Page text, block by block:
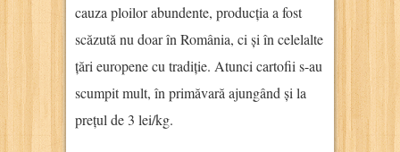
cauza ploilor abundente, producția a fost
scăzută nu doar în România, ci și în celelalte
țări europene cu tradiție. Atunci cartofii s-au
scumpit mult, în primăvară ajungând și la
prețul de 3 lei/kg.